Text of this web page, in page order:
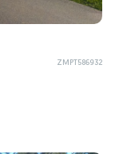
ZMPT586932